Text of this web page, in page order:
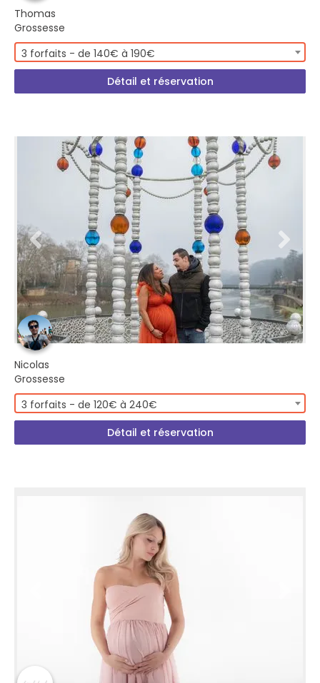
Thomas
Grossesse
3 forfaits - de 140€ à 190€
Détail et réservation
Nicolas
Grossesse
3 forfaits - de 120€ à 240€
Détail et réservation